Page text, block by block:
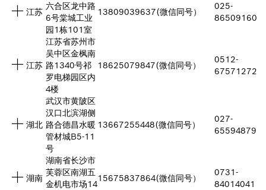
江苏
六合区龙中路
6号棠城工业
园1栋101室
13809039637(微信同号）
025-
86509160
江苏
江苏省苏州市
吴中区金枫南
路1340号祁
罗电梯园区内
4楼
18625079847(微信同号）
0512-
67571272
湖北
武汉市黄陂区
汉口北滨湖侧
路合德昌水暖
管材城B5-11
号
13667255448(微信同号）
027-
65594879
湖南
湖南省长沙市
芙蓉区南湖五
金机电市场14
15675837864(微信同号）
0731-
84014041